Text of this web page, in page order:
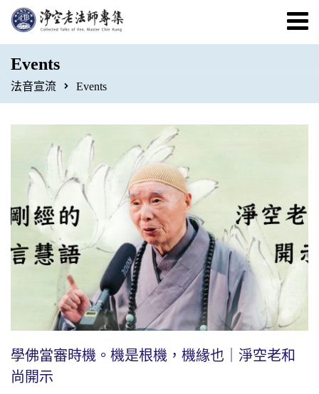
Events
法音宣流 Events
學佛當審時機。機是根機，機緣也｜淨空老和
尚開示